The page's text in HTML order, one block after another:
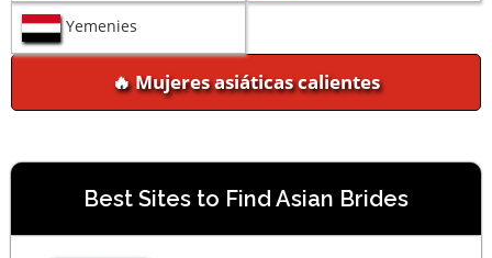
Yemenies
🔥 Mujeres asiáticas calientes
Best Sites to Find Asian Brides